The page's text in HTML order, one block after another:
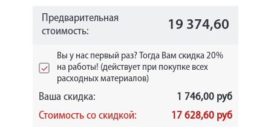
Предварительная
стоимость:
19 374,60
Вы у нас первый раз? Тогда Вам скидка 20%
на работы! (действует при покупке всех
расходных материалов)
Ваша скидка:
1 746,00 руб
Стоимость со скидкой:
17 628,60 руб